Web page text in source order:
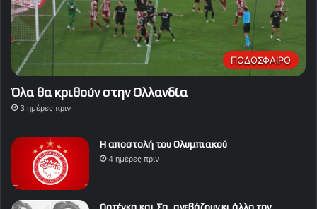
ΠΟΔΟΣΦΑΙΡΟ
Όλα θα κριθούν στην Ολλανδία
3 ημέρες πριν
Η αποστολή του Ολυμπιακού
4 ημέρες πριν